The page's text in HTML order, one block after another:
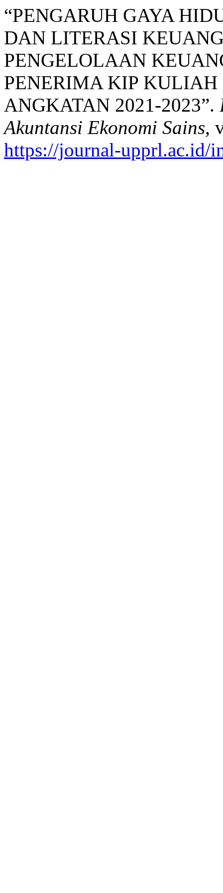
“PENGARUH GAYA
DAN LITERASI
PENGELOLAAN
PENERIMA KIP KULIAH
ANGKATAN 2021-2023”.
Akuntansi Ekonomi Sains,
https://journal-upprl.ac.id/